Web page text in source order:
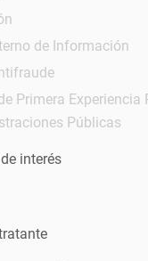
de Información
Primera Experiencia
Públicas
interés